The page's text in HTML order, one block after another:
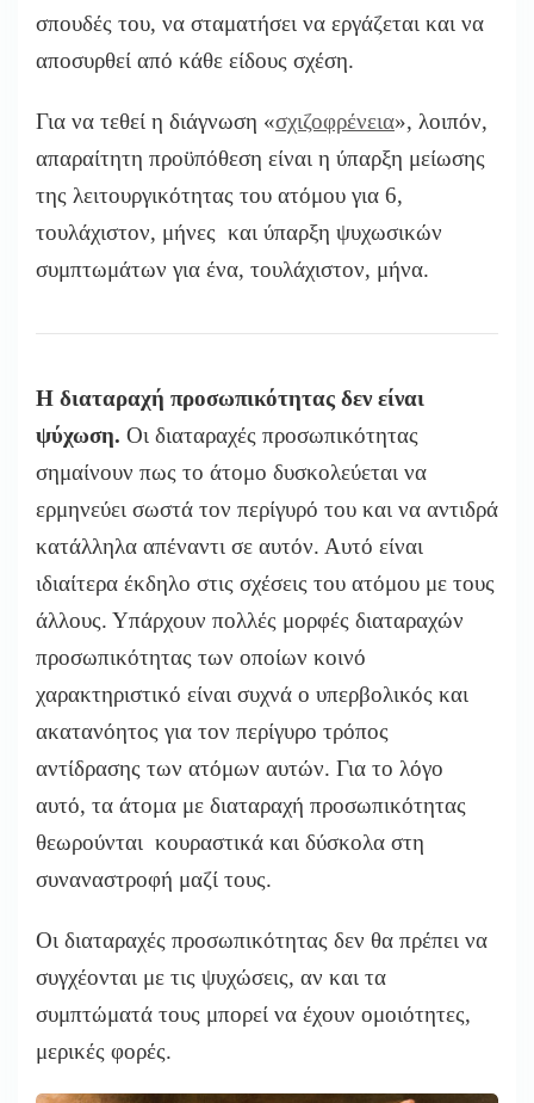
σπουδές του, να σταματήσει να εργάζεται και να
αποσυρθεί από κάθε είδους σχέση.
Για να τεθεί η διάγνωση «σχιζοφρένεια», λοιπόν,
απαραίτητη προϋπόθεση είναι η ύπαρξη μείωσης
της λειτουργικότητας του ατόμου για 6,
τουλάχιστον, μήνες και ύπαρξη ψυχωσικών
συμπτωμάτων για ένα, τουλάχιστον, μήνα.
Η διαταραχή προσωπικότητας δεν είναι
ψύχωση. Οι διαταραχές προσωπικότητας
σημαίνουν πως το άτομο δυσκολεύεται να
ερμηνεύει σωστά τον περίγυρό του και να αντιδρά
κατάλληλα απέναντι σε αυτόν. Αυτό είναι
ιδιαίτερα έκδηλο στις σχέσεις του ατόμου με τους
άλλους. Υπάρχουν πολλές μορφές διαταραχών
προσωπικότητας των οποίων κοινό
χαρακτηριστικό είναι συχνά ο υπερβολικός και
ακατανόητος για τον περίγυρο τρόπος
αντίδρασης των ατόμων αυτών. Για το λόγο
αυτό, τα άτομα με διαταραχή προσωπικότητας
θεωρούνται κουραστικά και δύσκολα στη
συναναστροφή μαζί τους.
Οι διαταραχές προσωπικότητας δεν θα πρέπει να
συγχέονται με τις ψυχώσεις, αν και τα
συμπτώματά τους μπορεί να έχουν ομοιότητες,
μερικές φορές.